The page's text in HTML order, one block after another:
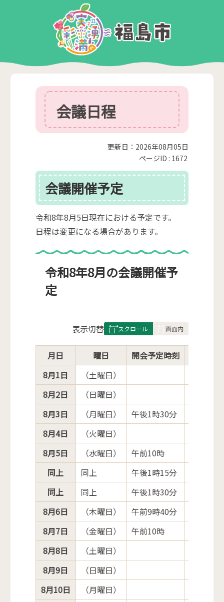
会議日程
更新日：2026年08月05日
ページID : 1672
会議開催予定
令和8年8月5日現在における予定です。
日程は変更になる場合があります。
令和8年8月の会議開催予
定
表
の
表示切替
月日 曜日
開会予定時刻
8月1日
（土曜日）
8月2日
（日曜日）
8月3日
（月曜日） 午後1時30分
8月4日
（火曜日）
8月5日
（水曜日） 午前10時
同上
同上 午後1時15分
同上
同上 午後1時30分
8月6日
（木曜日） 午前9時40分
8月7日
（金曜日） 午前10時
8月8日
（土曜日）
8月9日
（日曜日）
8月10日
（月曜日）